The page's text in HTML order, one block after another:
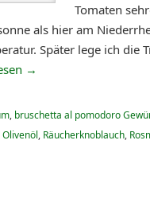
Tomaten
als hier am
Später lege ich die
→
, bruschetta al pomodoro
Olivenöl, Räucherknoblauch,